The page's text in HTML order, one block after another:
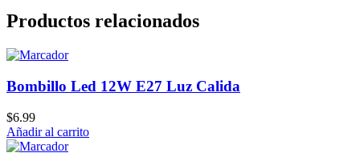
Productos relacionados
Bombillo Led 12W E27 Luz Calida
$6.99
Añadir al carrito